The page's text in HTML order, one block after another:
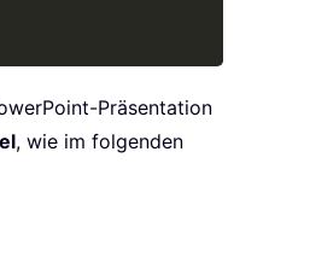
Präsentation
, wie im folgenden